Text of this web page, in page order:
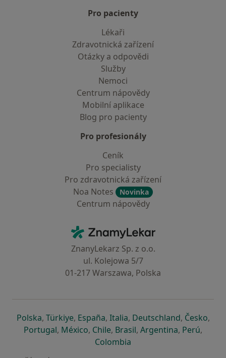
Pro pacienty
Lékaři
Zdravotnická zařízení
Otázky a odpovědi
Služby
Nemoci
Centrum nápovědy
Mobilní aplikace
Blog pro pacienty
Pro profesionály
Ceník
Pro specialisty
Pro zdravotnická zařízení
Noa Notes
Novinka
Centrum nápovědy
ZnamyLekar - Hlavní stránka
ZnanyLekarz Sp. z o.o.
ul. Kolejowa 5/7
01-217 Warszawa, Polska
Polskase otevře v nové záložce
, Türkiyese otevře v nové záložce
, Españase otevře v nové záložce
, Italiase otevře v nové záložce
, Deutschlandse otevře v
, Českose
,
Portugalse otevře v nové záložce
, Méxicose otevře v nové záložce
, Chilese otevře v nové záložce
, Brasilse otevře v nové
, Argentinase otevře v
, Perúse
,
Colombia